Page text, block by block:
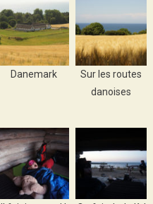
Danemark
Sur les routes
danoises